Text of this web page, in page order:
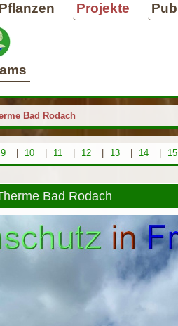
Pflanzen Projekte
Bad Rodach
9 10 11 12 13 14 15
Bad Rodach